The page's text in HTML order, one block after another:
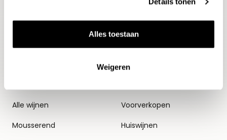
Alles toestaan
Weigeren
Alle wijnen
Mousserend
Thema's
Voorverkopen
Huiswijnen